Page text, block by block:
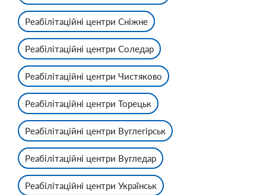
Реабілітаційні центри Сніжне
Реабілітаційні центри Соледар
Реабілітаційні центри Чистяково
Реабілітаційні центри Торецьк
Реабілітаційні центри Вуглегірськ
Реабілітаційні центри Вугледар
Реабілітаційні центри Українськ